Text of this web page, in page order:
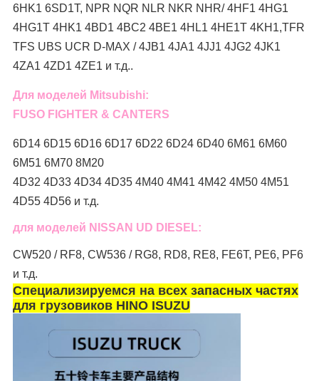
6HK1 6SD1T, NPR NQR NLR NKR NHR/ 4HF1 4HG1
4HG1T 4HK1 4BD1 4BC2 4BE1 4HL1 4HE1T 4KH1,TFR
TFS UBS UCR D-MAX / 4JB1 4JA1 4JJ1 4JG2 4JK1
4ZA1 4ZD1 4ZE1 и т.д..
Для моделей Mitsubishi:
FUSO FIGHTER & CANTERS
6D14 6D15 6D16 6D17 6D22 6D24 6D40 6M61 6M60
6M51 6M70 8M20
4D32 4D33 4D34 4D35 4M40 4M41 4M42 4M50 4M51
4D55 4D56 и т.д.
для моделей NISSAN UD DIESEL:
CW520 / RF8, CW536 / RG8, RD8, RE8, FE6T, PE6, PF6
и т.д.
Специализируемся на всех запасных частях
для грузовиков HINO ISUZU